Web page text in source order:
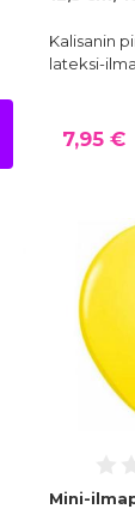
Kalisanin
lateksi-
7,95 €
Mini-